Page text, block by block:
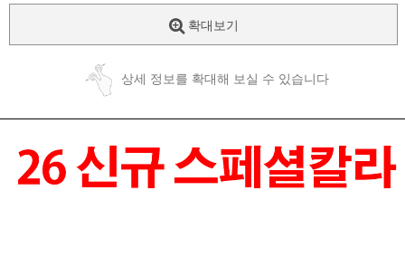
확대보기
상세 정보를 확대해 보실 수 있습니다